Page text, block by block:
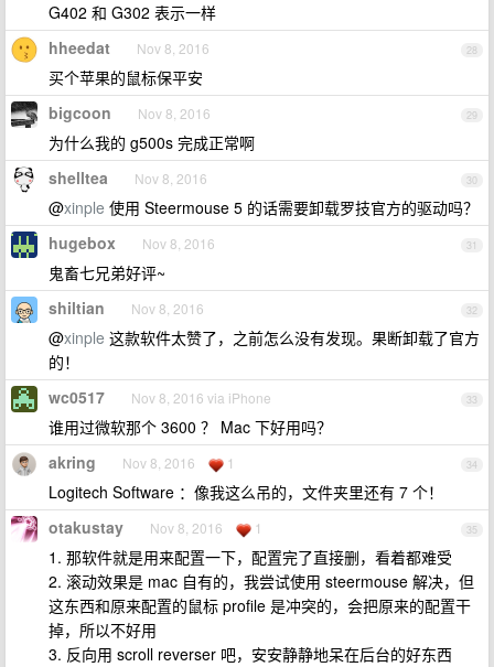
G402 和 G302 表示一样
28
hheedat Nov 8, 2016
买个苹果的鼠标保平安
29
bigcoon Nov 8, 2016
为什么我的 g500s 完成正常啊
30
shelltea Nov 8, 2016
@xinple 使用 Steermouse 5 的话需要卸载罗技官方的驱动吗？
31
hugebox Nov 8, 2016
鬼畜七兄弟好评~
32
shiltian Nov 8, 2016
@xinple 这款软件太赞了，之前怎么没有发现。果断卸载了官方
的！
33
wc0517 Nov 8, 2016 via iPhone
谁用过微软那个 3600 ？ Mac 下好用吗？
34
akring Nov 8, 2016 1
Logitech Software ：像我这么吊的，文件夹里还有 7 个！
35
otakustay Nov 8, 2016 1
1. 那软件就是用来配置一下，配置完了直接删，看着都难受
2. 滚动效果是 mac 自有的，我尝试使用 steermouse 解决，但
这东西和原来配置的鼠标 profile 是冲突的，会把原来的配置干
掉，所以不好用
3. 反向用 scroll reverser 吧，安安静静地呆在后台的好东西